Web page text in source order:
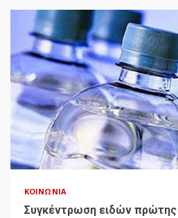
ΚΟΙΝΩΝΊΑ
Συγκέντρωση ειδών